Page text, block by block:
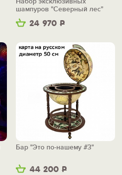
24 970 Р
шампуров "Северный лес"
44 200 Р
Бар "Это по-нашему #3"